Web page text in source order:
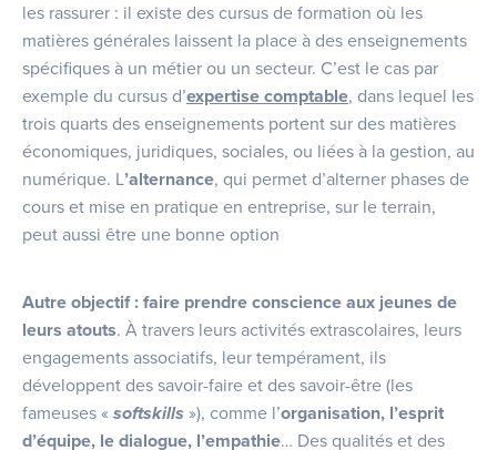
les rassurer : il existe des cursus de formation où les
matières générales laissent la place à des enseignements
spécifiques à un métier ou un secteur. C’est le cas par
exemple du cursus d’expertise comptable, dans lequel les
trois quarts des enseignements portent sur des matières
économiques, juridiques, sociales, ou liées à la gestion, au
numérique. L’alternance, qui permet d’alterner phases de
cours et mise en pratique en entreprise, sur le terrain,
peut aussi être une bonne option
Autre objectif : faire prendre conscience aux jeunes de
leurs atouts. À travers leurs activités extrascolaires, leurs
engagements associatifs, leur tempérament, ils
développent des savoir-faire et des savoir-être (les
fameuses « softskills »), comme l’organisation, l’esprit
d’équipe, le dialogue, l’empathie… Des qualités et des